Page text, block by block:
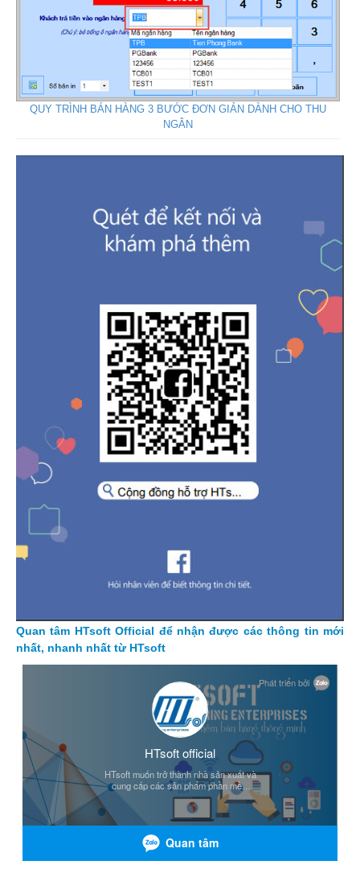
QUY TRÌNH BÁN HÀNG 3 BƯỚC ĐƠN GIẢN DÀNH CHO THU
NGÂN
Quan tâm HTsoft Official để nhận được các thông tin mới
nhất, nhanh nhất từ HTsoft